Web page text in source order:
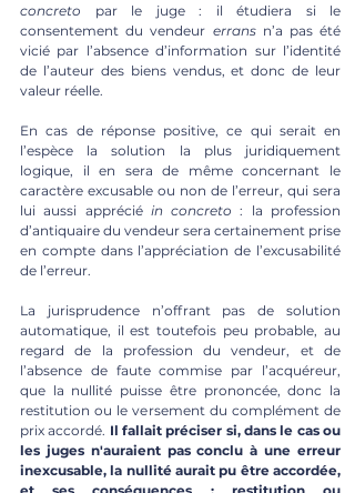
concreto par le juge : il étudiera si le
consentement du vendeur errans n’a pas été
vicié par l’absence d’information sur l’identité
de l’auteur des biens vendus, et donc de leur
valeur réelle.
En cas de réponse positive, ce qui serait en
l’espèce la solution la plus juridiquement
logique, il en sera de même concernant le
caractère excusable ou non de l’erreur, qui sera
lui aussi apprécié in concreto : la profession
d’antiquaire du vendeur sera certainement prise
en compte dans l’appréciation de l’excusabilité
de l’erreur.
La jurisprudence n’offrant pas de solution
automatique, il est toutefois peu probable, au
regard de la profession du vendeur, et de
l’absence de faute commise par l’acquéreur,
que la nullité puisse être prononcée, donc la
restitution ou le versement du complément de
prix accordé. Il fallait préciser si, dans le cas ou
les juges n'auraient pas conclu à une erreur
inexcusable, la nullité aurait pu être accordée,